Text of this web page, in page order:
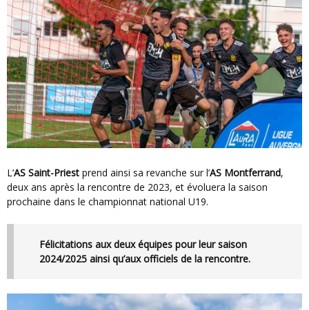
L’AS Saint-Priest prend ainsi sa revanche sur l’AS Montferrand,
deux ans après la rencontre de 2023, et évoluera la saison
prochaine dans le championnat national U19.
Félicitations aux deux équipes pour leur saison
2024/2025 ainsi qu’aux officiels de la rencontre.